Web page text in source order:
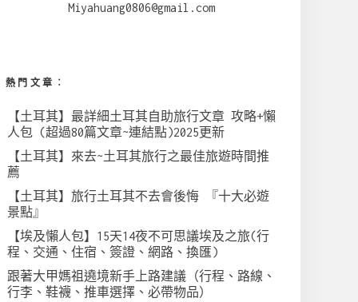
Miyahuang0806@gmail.com
熱門文章︰
【土耳其】最詳細土耳其自助旅行文章 攻略+懶
人包 (超過80篇文章~連結點)2025更新
【土耳其】來去~土耳其旅行之最佳旅遊時間推
薦
【土耳其】旅行土耳其不去會後悔 『十大必遊
景點』
【埃及懶人包】15天14夜不可思議埃及之旅(行
程、交通、住宿、簽證、網路、換匯)
跟著大甲媽祖遶境新手上路建議（行程、路線、
行李、鞋襪、推車選擇、必帶物品）